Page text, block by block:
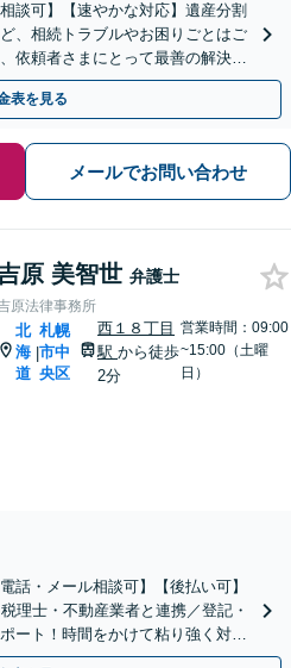
談可】【速やかな対応】遺産分割
、相続トラブルやお困りごとはご
依頼者さまにとって最善の解決を
表を見る
メールでお問い合わせ
原 美智世 弁護士
原法律事務所
北
海
道
|
札幌
市中
央区
西１８丁目
駅から徒歩
2分
営業時間：09:00
~15:00（土曜
日）
話・メール相談可】【後払い可】
理士・不動産業者と連携／登記・
ート！時間をかけて粘り強く対応
丁目駅3分】